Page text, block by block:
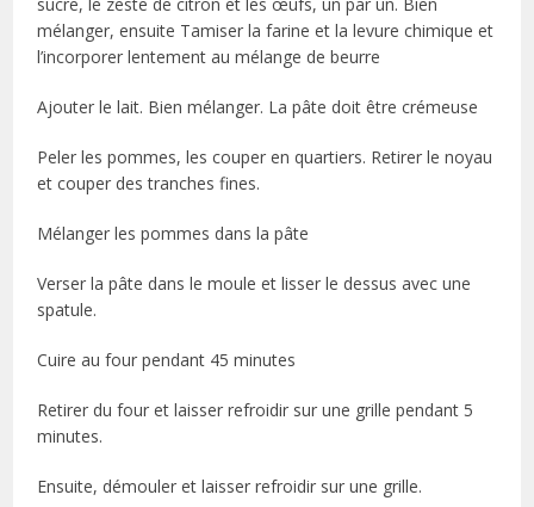
mélanger, ensuite Tamiser la farine et la levure chimique et
l’incorporer lentement au mélange de beurre
Ajouter le lait. Bien mélanger. La pâte doit être crémeuse
Peler les pommes, les couper en quartiers. Retirer le noyau
et couper des tranches fines.
Mélanger les pommes dans la pâte
Verser la pâte dans le moule et lisser le dessus avec une
spatule.
Cuire au four pendant 45 minutes
Retirer du four et laisser refroidir sur une grille pendant 5
minutes.
Ensuite, démouler et laisser refroidir sur une grille.